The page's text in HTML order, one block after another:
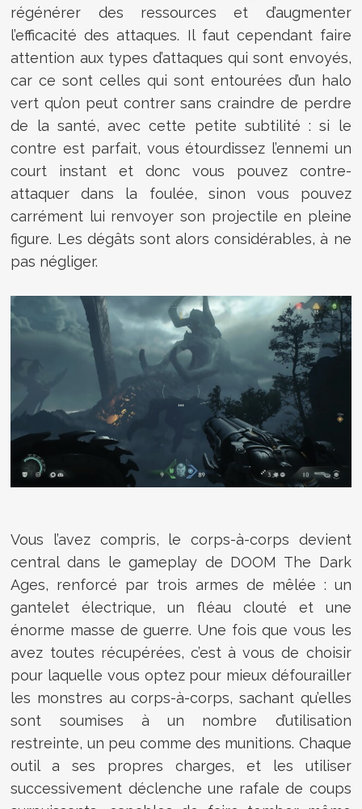
régénérer des ressources et d’augmenter
l’efficacité des attaques. Il faut cependant faire
attention aux types d’attaques qui sont envoyés,
car ce sont celles qui sont entourées d’un halo
vert qu’on peut contrer sans craindre de perdre
de la santé, avec cette petite subtilité : si le
contre est parfait, vous étourdissez l’ennemi un
court instant et donc vous pouvez contre-
attaquer dans la foulée, sinon vous pouvez
carrément lui renvoyer son projectile en pleine
figure. Les dégâts sont alors considérables, à ne
pas négliger.
Vous l’avez compris, le corps-à-corps devient
central dans le gameplay de DOOM The Dark
Ages, renforcé par trois armes de mêlée : un
gantelet électrique, un fléau clouté et une
énorme masse de guerre. Une fois que vous les
avez toutes récupérées, c’est à vous de choisir
pour laquelle vous optez pour mieux défourailler
les monstres au corps-à-corps, sachant qu’elles
sont soumises à un nombre d’utilisation
restreinte, un peu comme des munitions. Chaque
outil a ses propres charges, et les utiliser
successivement déclenche une rafale de coups